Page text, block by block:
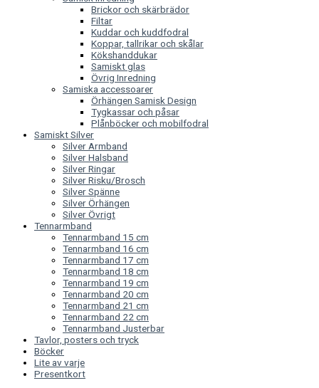
Brickor och skärbrädor
Filtar
Kuddar och kuddfodral
Koppar, tallrikar och skålar
Kökshanddukar
Samiskt glas
Övrig Inredning
Samiska accessoarer
Örhängen Samisk Design
Tygkassar och påsar
Plånböcker och mobilfodral
Samiskt Silver
Silver Armband
Silver Halsband
Silver Ringar
Silver Risku/Brosch
Silver Spänne
Silver Örhängen
Silver Övrigt
Tennarmband
Tennarmband 15 cm
Tennarmband 16 cm
Tennarmband 17 cm
Tennarmband 18 cm
Tennarmband 19 cm
Tennarmband 20 cm
Tennarmband 21 cm
Tennarmband 22 cm
Tennarmband Justerbar
Tavlor, posters och tryck
Böcker
Lite av varje
Presentkort